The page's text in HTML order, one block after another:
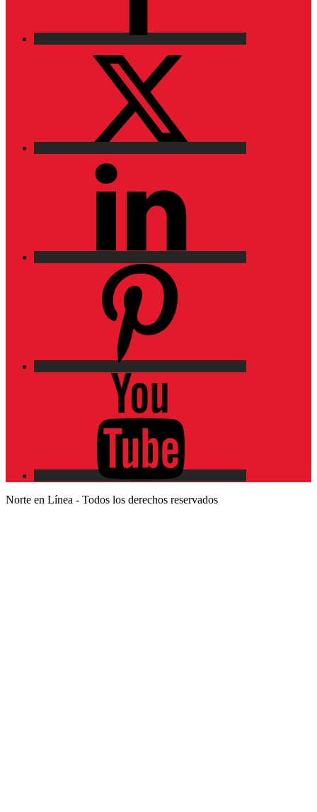
Norte en Línea - Todos los derechos reservados